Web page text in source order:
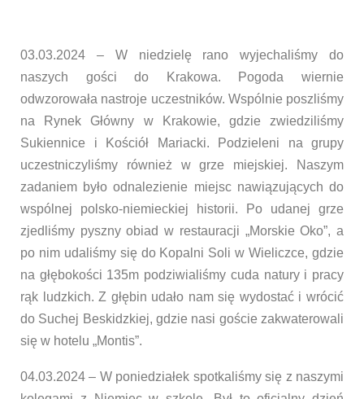
03.03.2024 – W niedzielę rano wyjechaliśmy do
naszych gości do Krakowa. Pogoda wiernie
odwzorowała nastroje uczestników. Wspólnie poszliśmy
na Rynek Główny w Krakowie, gdzie zwiedziliśmy
Sukiennice i Kościół Mariacki. Podzieleni na grupy
uczestniczyliśmy również w grze miejskiej. Naszym
zadaniem było odnalezienie miejsc nawiązujących do
wspólnej polsko-niemieckiej historii. Po udanej grze
zjedliśmy pyszny obiad w restauracji „Morskie Oko”, a
po nim udaliśmy się do Kopalni Soli w Wieliczce, gdzie
na głębokości 135m podziwialiśmy cuda natury i pracy
rąk ludzkich. Z głębin udało nam się wydostać i wrócić
do Suchej Beskidzkiej, gdzie nasi goście zakwaterowali
się w hotelu „Montis”.
04.03.2024 – W poniedziałek spotkaliśmy się z naszymi